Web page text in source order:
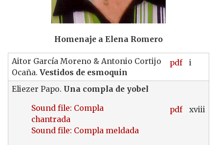
Homenaje a Elena Romero
Aitor García Moreno & Antonio Cortijo
Ocaña. Vestidos de esmoquin
pdf i
Eliezer Papo. Una compla de yobel
Sound file: Compla
chantrada
Sound file: Compla meldada
pdf xviii